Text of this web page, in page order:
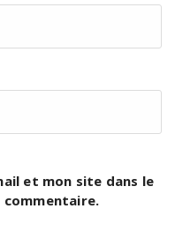
et mon site dans le